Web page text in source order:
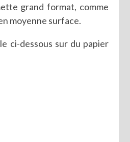
grand format, comme
moyenne surface.
ci-dessous sur du papier